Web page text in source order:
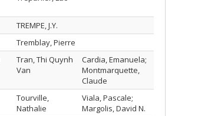
TREMPE, J.Y.
Tremblay, Pierre
Tran, Thi Quynh
Van
Cardia, Emanuela;
Montmarquette,
Claude
Tourville,
Nathalie
Viala, Pascale;
Margolis, David N.